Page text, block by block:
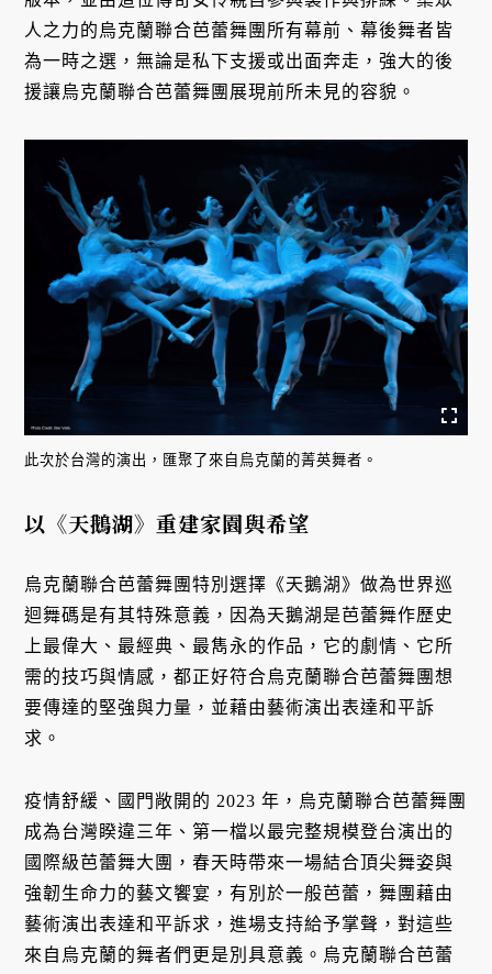
人之力的烏克蘭聯合芭蕾舞團所有幕前、幕後舞者皆
為一時之選，無論是私下支援或出面奔走，強大的後
援讓烏克蘭聯合芭蕾舞團展現前所未見的容貌。
此次於台灣的演出，匯聚了來自烏克蘭的菁英舞者。
以《天鵝湖》重建家園與希望
烏克蘭聯合芭蕾舞團特別選擇《天鵝湖》做為世界巡
迴舞碼是有其特殊意義，因為天鵝湖是芭蕾舞作歷史
上最偉大、最經典、最雋永的作品，它的劇情、它所
需的技巧與情感，都正好符合烏克蘭聯合芭蕾舞團想
要傳達的堅強與力量，並藉由藝術演出表達和平訴
求。
疫情舒緩、國門敞開的 2023 年，烏克蘭聯合芭蕾舞團
成為台灣睽違三年、第一檔以最完整規模登台演出的
國際級芭蕾舞大團，春天時帶來一場結合頂尖舞姿與
強韌生命力的藝文饗宴，有別於一般芭蕾，舞團藉由
藝術演出表達和平訴求，進場支持給予掌聲，對這些
來自烏克蘭的舞者們更是別具意義。烏克蘭聯合芭蕾